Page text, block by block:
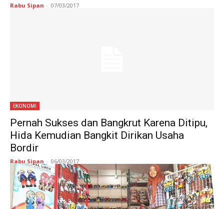
Rabu Sipan - 07/03/2017
EKONOMI
Pernah Sukses dan Bangkrut Karena Ditipu,
Hida Kemudian Bangkit Dirikan Usaha
Bordir
Rabu Sipan - 06/03/2017